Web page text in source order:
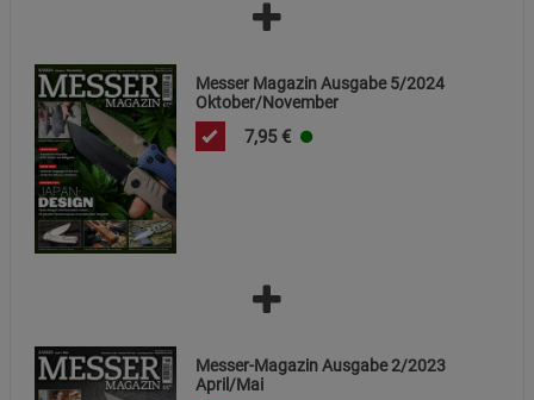
Messer Magazin Ausgabe 5/2024
Oktober/November
7,95 €
Messer-Magazin Ausgabe 2/2023
April/Mai